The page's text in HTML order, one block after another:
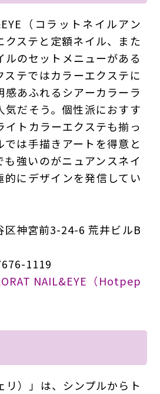
（コラットネイルアン
クステと定額ネイル、また
ルのセットメニューがある
ステではカラーエクステに
感あふれるシアーカラーラ
気だそう。個性派におすす
イトカラーエクステも揃っ
では手描きアートを得意と
も強いのがニュアンスネイ
的にデザインを発信してい
区神宮前3-24-6 荒井ビルB
1119
NAIL&EYE（Hotpep
リ）」は、シンプルからト